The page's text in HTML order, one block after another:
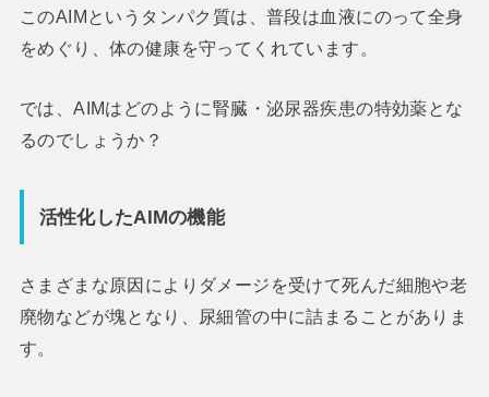
このAIMというタンパク質は、普段は血液にのって全身
をめぐり、体の健康を守ってくれています。
では、AIMはどのように腎臓・泌尿器疾患の特効薬とな
るのでしょうか？
活性化したAIMの機能
さまざまな原因によりダメージを受けて死んだ細胞や老
廃物などが塊となり、尿細管の中に詰まることがありま
す。